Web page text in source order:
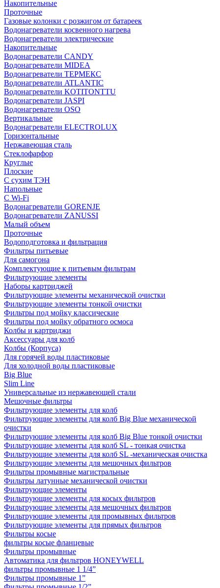
Накопительные
Проточные
Газовые колонки с розжигом от батареек
Водонагреватели косвенного нагрева
Водонагреватели электрические
Накопительные
Водонагреватели CANDY
Водонагреватели MIDEA
Водонагреватели ТЕРМЕКС
Водонагреватели ATLANTIC
Водонагреватели KOTITONTTU
Водонагреватели JASPI
Водонагреватели OSO
Вертикальные
Водонагреватели ELECTROLUX
Горизонтальные
Нержавеющая сталь
Стеклофарфор
Круглые
Плоские
С сухим ТЭН
Напольные
С Wi-Fi
Водонагреватели GORENJE
Водонагреватели ZANUSSI
Малый объем
Проточные
Водоподготовка и фильтрация
Фильтры питьевые
Для самогона
Комплектующие к питьевым фильтрам
Фильтрующие элементы
Наборы картриджей
Фильтрующие элементы механической очистки
Фильтрующие элементы тонкой очистки
Фильтры под мойку классические
Фильтры под мойку обратного осмоса
Колбы и картриджи
Аксессуары для колб
Колбы (Корпуса)
Для горячей воды пластиковые
Для холодной воды пластиковые
Big Blue
Slim Line
Универсальные из нержавеющей стали
Мешочные фильтры
Фильтрующие элементы для колб
Фильтрующие элементы для колб Big Blue механической
очистки
Фильтрующие элементы для колб Big Blue тонкой очистки
Фильтрующие элементы для колб SL - тонкая очистка
Фильтрующие элементы для колб SL -механическая очистка
Фильтрующие элементы для мешочных фильтров
Фильтры промывные магистральные
Фильтры латунные механической очистки
Фильтрующие элементы
Фильтрующие элементы для косых фильтров
Фильтрующие элементы для мешочных фильтров
Фильтрующие элементы для промывных фильтров
Фильтрующие элементы для прямых фильтров
Фильтры косые
фильтры косые фланцевые
Фильтры промывные
Автоматика для фильтров HONEYWELL
фильтры промывные 1 1/4”
Фильтры промывные 1”